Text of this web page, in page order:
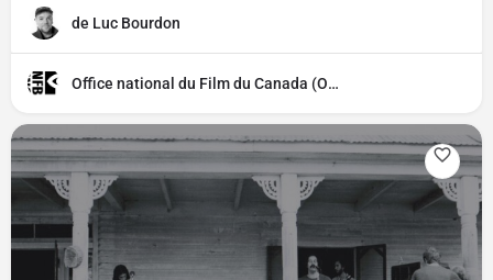
de Luc Bourdon
Office national du Film du Canada (ONF)